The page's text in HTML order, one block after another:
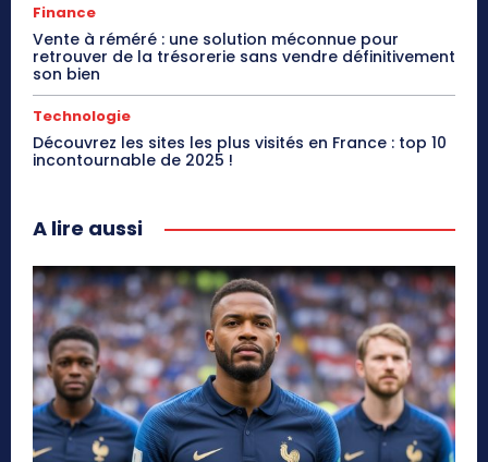
Finance
Vente à réméré : une solution méconnue pour
retrouver de la trésorerie sans vendre définitivement
son bien
Technologie
Découvrez les sites les plus visités en France : top 10
incontournable de 2025 !
A lire aussi